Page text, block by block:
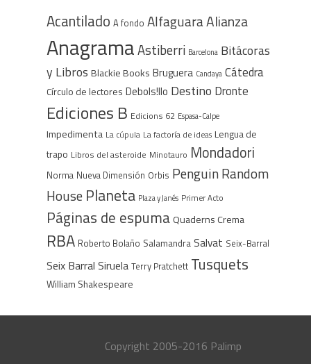
Acantilado A fondo AlfaguaraAlianza
AnagramaAstiberri Barcelona Bitácoras
y Libros Blackie Books Bruguera Candaya Cátedra
Círculo de lectores Debols!llo Destino Dronte
Ediciones B Edicions 62 Espasa-Calpe
Impedimenta La cúpula La factoría de ideas Lengua de
trapo Libros del asteroide Minotauro Mondadori
Norma Nueva Dimensión Orbis Penguin Random
House Planeta Plaza y Janés Primer Acto
Páginas de espumaQuaderns Crema
RBA Roberto Bolaño Salamandra Salvat Seix-Barral
Seix Barral Siruela Terry Pratchett Tusquets
William Shakespeare
Copyright 2005-2016 Palimp